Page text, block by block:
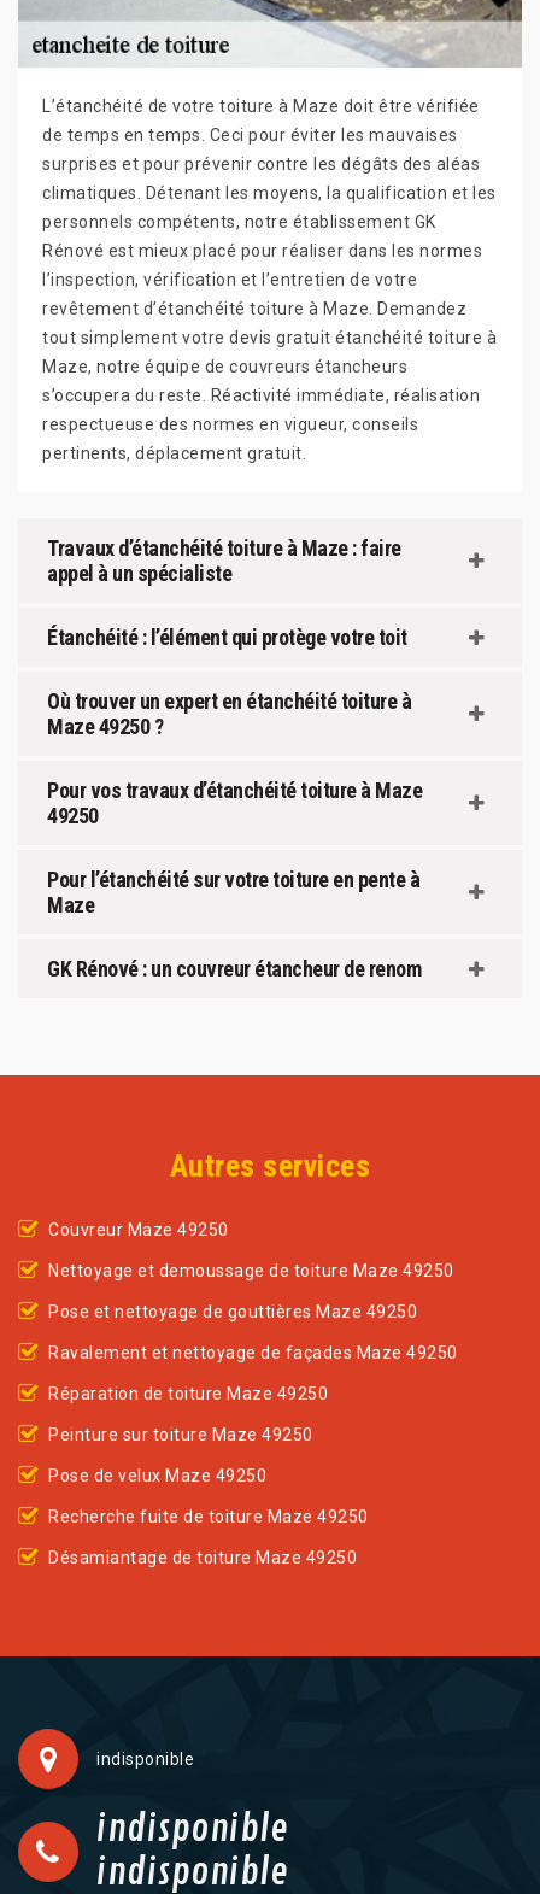
L’étanchéité de votre toiture à Maze doit être vérifiée
de temps en temps. Ceci pour éviter les mauvaises
surprises et pour prévenir contre les dégâts des aléas
climatiques. Détenant les moyens, la qualification et les
personnels compétents, notre établissement GK
Rénové est mieux placé pour réaliser dans les normes
l’inspection, vérification et l’entretien de votre
revêtement d’étanchéité toiture à Maze. Demandez
tout simplement votre devis gratuit étanchéité toiture à
Maze, notre équipe de couvreurs étancheurs
s’occupera du reste. Réactivité immédiate, réalisation
respectueuse des normes en vigueur, conseils
pertinents, déplacement gratuit.
Travaux d’étanchéité toiture à Maze : faire
appel à un spécialiste
Étanchéité : l’élément qui protège votre toit
Où trouver un expert en étanchéité toiture à
Maze 49250 ?
Pour vos travaux d’étanchéité toiture à Maze
49250
Pour l’étanchéité sur votre toiture en pente à
Maze
GK Rénové : un couvreur étancheur de renom
Autres services
Couvreur Maze 49250
Nettoyage et demoussage de toiture Maze 49250
Pose et nettoyage de gouttières Maze 49250
Ravalement et nettoyage de façades Maze 49250
Réparation de toiture Maze 49250
Peinture sur toiture Maze 49250
Pose de velux Maze 49250
Recherche fuite de toiture Maze 49250
Désamiantage de toiture Maze 49250
indisponible
indisponible
indisponible